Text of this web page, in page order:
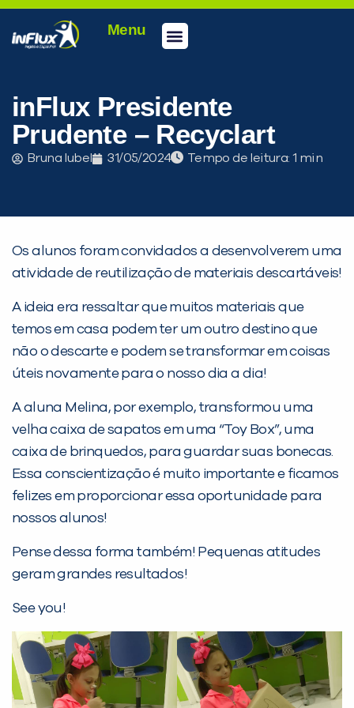
Menu
inFlux Presidente
Prudente – Recyclart
Bruna Iubel 31/05/2024 Tempo de leitura:
Os alunos foram convidados a desenvolverem uma
atividade de reutilização de materiais descartáveis!
A ideia era ressaltar que muitos materiais que
temos em casa podem ter um outro destino que
não o descarte e podem se transformar em coisas
úteis novamente para o nosso dia a dia!
A aluna Melina, por exemplo, transformou uma
velha caixa de sapatos em uma “Toy Box”, uma
caixa de brinquedos, para guardar suas bonecas.
Essa conscientização é muito importante e ficamos
felizes em proporcionar essa oportunidade para
nossos alunos!
Pense dessa forma também! Pequenas atitudes
geram grandes resultados!
See you!
Desculpe!
Não encontramos nenhuma unidade
você digitou.
Preencha com seus dados abaixo e
já vamos te colocar em contato
com a: